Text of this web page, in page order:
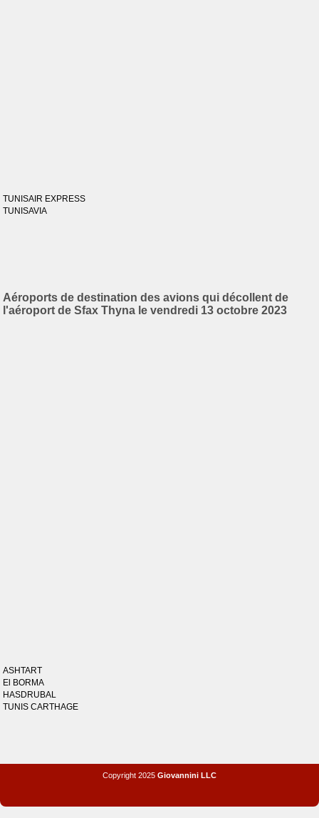
TUNISAIR EXPRESS
TUNISAVIA
Aéroports de destination des avions qui décollent de
l'aéroport de Sfax Thyna le vendredi 13 octobre 2023
ASHTART
El BORMA
HASDRUBAL
TUNIS CARTHAGE
Copyright 2025 Giovannini LLC